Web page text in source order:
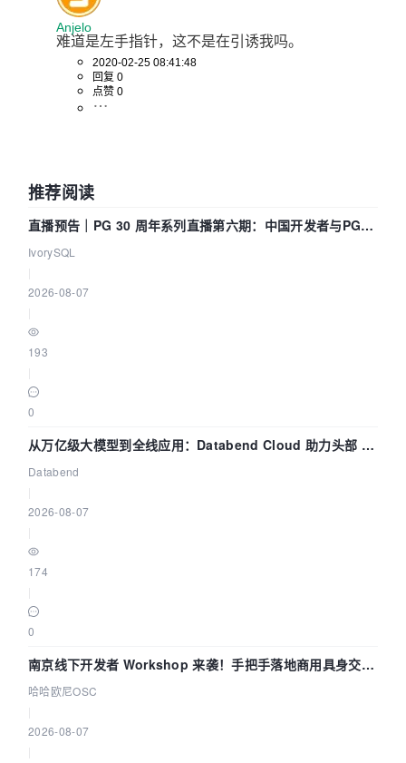
Anjelo
难道是左手指针，这不是在引诱我吗。
2020-02-25 08:41:48
回复 0
点赞 0
推荐阅读
直播预告｜PG 30 周年系列直播第六期：中国开发者与PG内
核——我们改得动吗？我们贡献了什么？
IvorySQL
2026-08-07
193
0
从万亿级大模型到全线应用：Databend Cloud 助力头部 AI
企业构建全链路 Trace 数据管道
Databend
2026-08-07
174
0
南京线下开发者 Workshop 来袭！手把手落地商用具身交互
智能 Agent 应用
哈哈欧尼OSC
2026-08-07